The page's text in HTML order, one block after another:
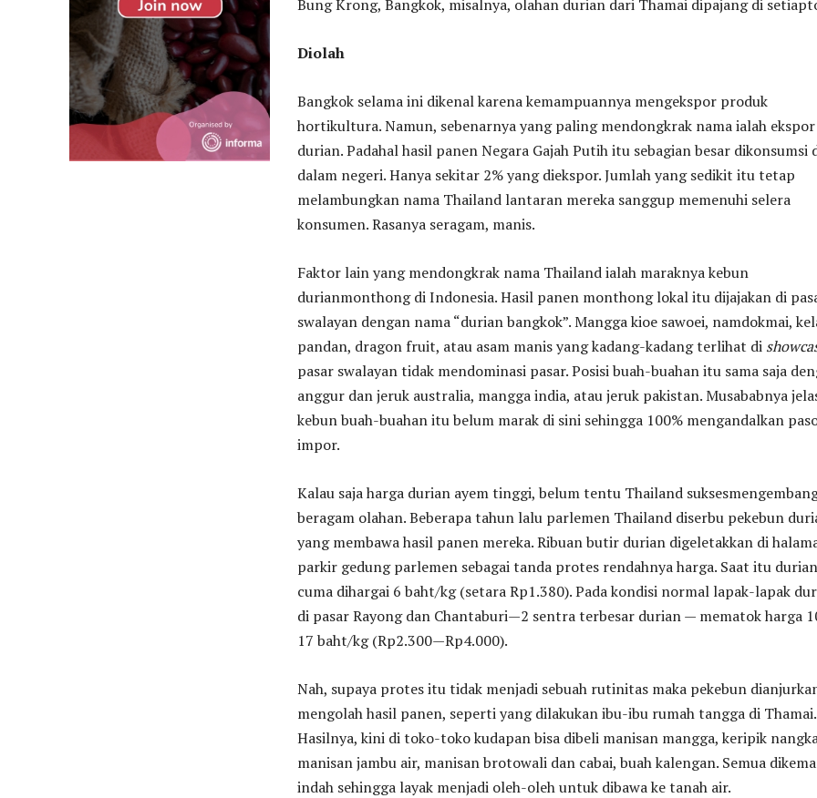
Bung Krong, Bangkok, misalnya, olahan durian dari Thamai dipajang di
Diolah
Bangkok selama ini dikenal karena kemampuannya mengekspor produk
hortikultura. Namun, sebenarnya yang paling mendongkrak nama ialah ekspor
durian. Padahal hasil panen Negara Gajah Putih itu sebagian besar dikonsumsi
dalam negeri. Hanya sekitar 2% yang diekspor. Jumlah yang sedikit itu tetap
melambungkan nama Thailand lantaran mereka sanggup memenuhi selera
konsumen. Rasanya seragam, manis.
Faktor lain yang mendongkrak nama Thailand ialah maraknya kebun
durianmonthong di Indonesia. Hasil panen monthong lokal itu dijajakan di
swalayan dengan nama “durian bangkok”. Mangga kioe sawoei, namdokmai,
pandan, dragon fruit, atau asam manis yang kadang-kadang terlihat di
pasar swalayan tidak mendominasi pasar. Posisi buah-buahan itu sama saja
anggur dan jeruk australia, mangga india, atau jeruk pakistan. Musababnya
kebun buah-buahan itu belum marak di sini sehingga 100% mengandalkan
impor.
Kalau saja harga durian ayem tinggi, belum tentu Thailand
beragam olahan. Beberapa tahun lalu parlemen Thailand diserbu pekebun
yang membawa hasil panen mereka. Ribuan butir durian digeletakkan di
parkir gedung parlemen sebagai tanda protes rendahnya harga. Saat itu durian
cuma dihargai 6 baht/kg (setara Rp1.380). Pada kondisi normal lapak-lapak
di pasar Rayong dan Chantaburi—2 sentra terbesar durian — mematok harga
17 baht/kg (Rp2.300—Rp4.000).
Nah, supaya protes itu tidak menjadi sebuah rutinitas maka pekebun
mengolah hasil panen, seperti yang dilakukan ibu-ibu rumah tangga di Thamai.
Hasilnya, kini di toko-toko kudapan bisa dibeli manisan mangga, keripik
manisan jambu air, manisan brotowali dan cabai, buah kalengan. Semua
indah sehingga layak menjadi oleh-oleh untuk dibawa ke tanah air.